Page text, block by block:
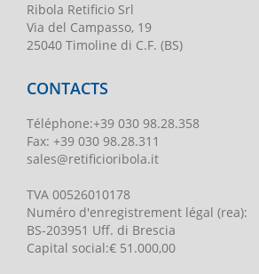
Ribola Retificio Srl
Via del Campasso, 19
25040 Timoline di C.F. (BS)
CONTACTS
Téléphone:+39 030 98.28.358
Fax: +39 030 98.28.311
sales@retificioribola.it
TVA 00526010178
Numéro d'enregistrement légal (rea):
BS-203951 Uff. di Brescia
Capital social:€ 51.000,00